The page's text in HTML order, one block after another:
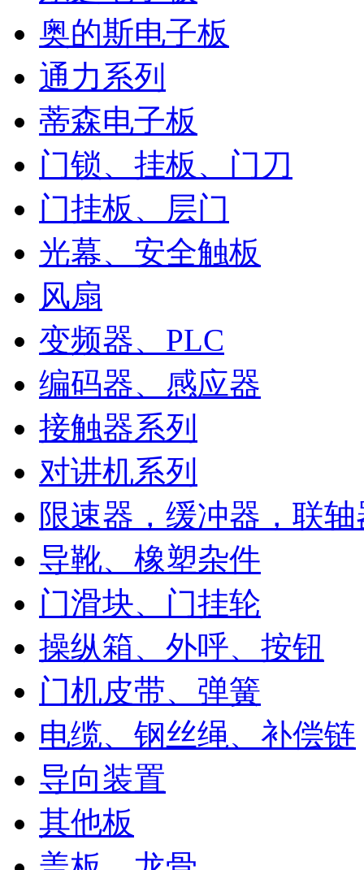
奥的斯电子板
通力系列
蒂森电子板
门锁、挂板、门刀
门挂板、层门
光幕、安全触板
风扇
变频器、PLC
编码器、感应器
接触器系列
对讲机系列
限速器，缓冲器，联轴
导靴、橡塑杂件
门滑块、门挂轮
操纵箱、外呼、按钮
门机皮带、弹簧
电缆、钢丝绳、补偿链
导向装置
其他板